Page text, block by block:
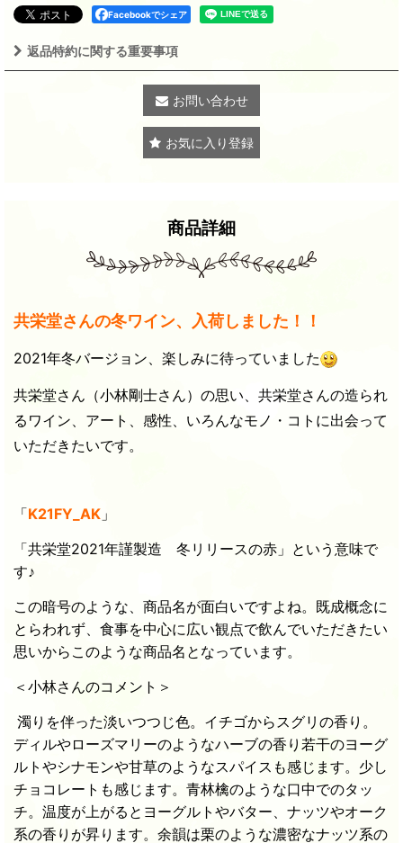
Facebookでシェア
返品特約に関する重要事項
お問い合わせ
お気に入り登録
商品詳細
共栄堂さんの冬ワイン、入荷しました！！
2021年冬バージョン、楽しみに待っていました
共栄堂さん（小林剛士さん）の思い、共栄堂さんの造られ
るワイン、アート、感性、いろんなモノ・コトに出会って
いただきたいです。
「K21FY_AK 」
「共栄堂2021年謹製造 冬リリースの赤」という意味で
す♪
この暗号のような、商品名が面白いですよね。既成概念に
とらわれず、食事を中心に広い観点で飲んでいただきたい
思いからこのような商品名となっています。
＜小林さんのコメント＞
濁りを伴った淡いつつじ色。イチゴからスグリの香り。
ディルやローズマリーのようなハーブの香り若干のヨーグ
ルトやシナモンや甘草のようなスパイスも感じます。少し
チョコレートも感じます。青林檎のような口中でのタッ
チ。温度が上がるとヨーグルトやバター、ナッツやオーク
系の香りが昇ります。余韻は栗のような濃密なナッツ系の